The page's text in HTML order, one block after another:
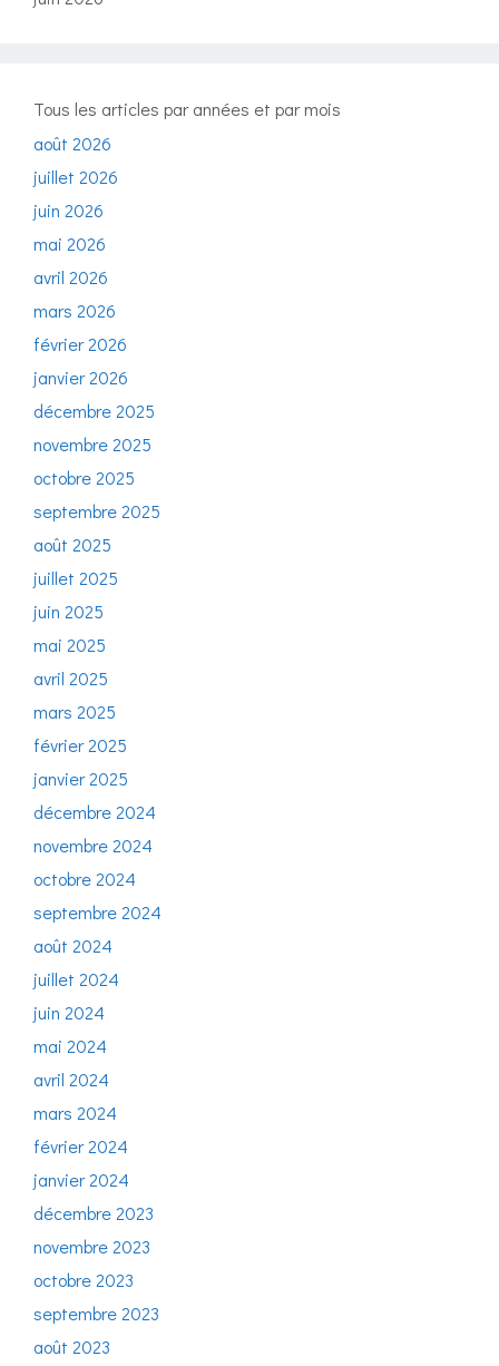
Tous les articles par années et par mois
août 2026
juillet 2026
juin 2026
mai 2026
avril 2026
mars 2026
février 2026
janvier 2026
décembre 2025
novembre 2025
octobre 2025
septembre 2025
août 2025
juillet 2025
juin 2025
mai 2025
avril 2025
mars 2025
février 2025
janvier 2025
décembre 2024
novembre 2024
octobre 2024
septembre 2024
août 2024
juillet 2024
juin 2024
mai 2024
avril 2024
mars 2024
février 2024
janvier 2024
décembre 2023
novembre 2023
octobre 2023
septembre 2023
août 2023